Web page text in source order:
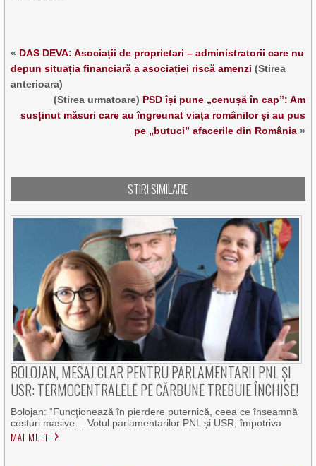
« DAS DEVA: Asociații de proprietari – administratorii care nu
depun situația financiară a asociației riscă amenzi (Stirea
anterioara)
(Stirea urmatoare) PSD își pune „cenușă în cap”: Am
susținut măsuri care au îngreunat viața românilor și au pus
pe „butuci” afacerile din România»
STIRI SIMILARE
BOLOJAN, MESAJ CLAR PENTRU PARLAMENTARII PNL ȘI
USR: TERMOCENTRALELE PE CĂRBUNE TREBUIE ÎNCHISE!
Bolojan: “Funcţionează în pierdere puternică, ceea ce înseamnă
costuri masive… Votul parlamentarilor PNL și USR, împotriva
MAI MULT